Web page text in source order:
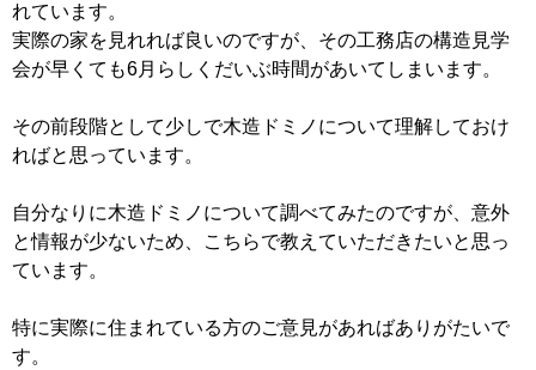
れています。
実際の家を見れれば良いのですが、その工務店の構造見学
会が早くても6月らしくだいぶ時間があいてしまいます。
その前段階として少しで木造ドミノについて理解しておけ
ればと思っています。
自分なりに木造ドミノについて調べてみたのですが、意外
と情報が少ないため、こちらで教えていただきたいと思っ
ています。
特に実際に住まれている方のご意見があればありがたいで
す。